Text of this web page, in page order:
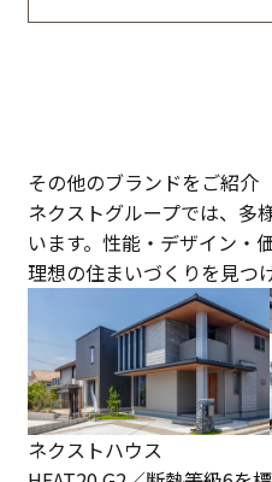
その他のブランドをご紹介
ネクストグループでは、多
います。性能・デザイン・
理想の住まいづくりを見つ
ネクストハウス